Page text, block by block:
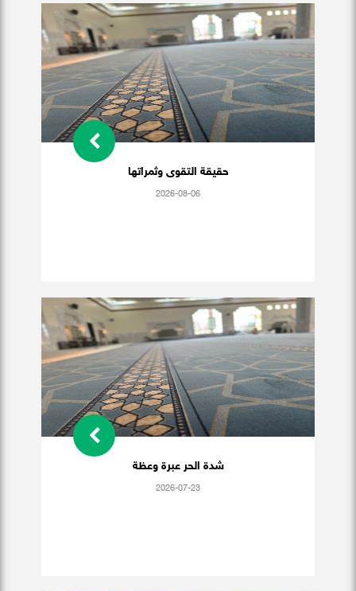
حقيقة التقوى وثمراتها
2026-08-06
شدة الحر عبرة وعظة
2026-07-23